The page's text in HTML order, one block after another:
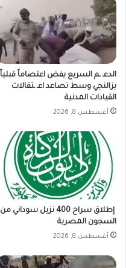
الدعـ ـم السريع يفض اعتصاماً قبلياً
بزالنجي وسط تصاعد اعـ ـتقالات
القيادات المدنية
أغسطس 8, 2026
إطلاق سراح 400 نزيل سوداني من
السجون المصرية
أغسطس 8, 2026